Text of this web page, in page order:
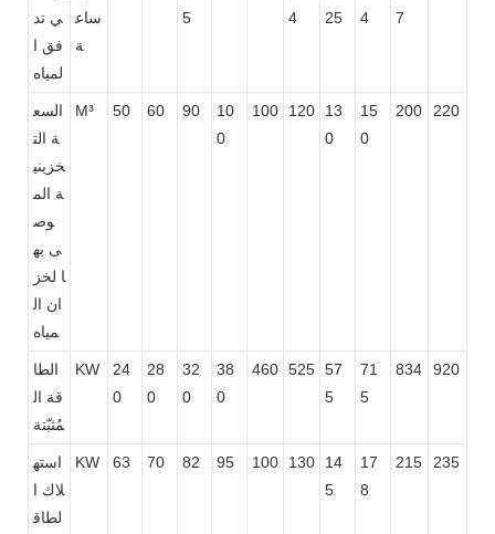
ي تد
فق ا
لمياه
ساع
ة
5
4
25
4
7
السع
ة الت
خزيني
ة الم
وص
ى به
ا لخز
ان ال
مياه
M³ 50 60 90
10
0
100 120
13
0
15
0
200 220
الطا
قة ال
مُثبّتة
KW
24
0
28
0
32
0
38
0
460 525 57
5
71
5
834 920
استه
لاك ا
لطاق
KW 63 70 82 95 100 130
14
5
17
8
215 235